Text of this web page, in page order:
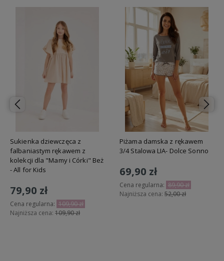
Sukienka dziewczęca z
falbaniastym rękawem z
kolekcji dla "Mamy i Córki" Beż
- All for Kids
79,90 zł
Cena regularna: 109,90 zł
Najniższa cena: 109,90 zł
Piżama damska z rękawem
3/4 Stalowa LIA- Dolce Sonno
69,90 zł
Cena regularna: 89,90 zł
Najniższa cena: 52,00 zł